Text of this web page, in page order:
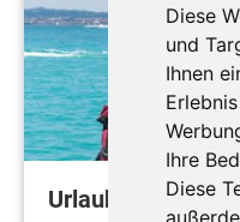
Diese
und
Ihnen
Ihre
Diese
Urlaub am